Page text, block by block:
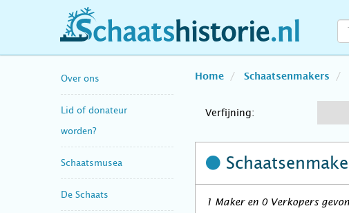
schaatshistorie.nl
Over ons
Lid of donateur
worden?
Schaatsmusea
De Schaats
Home Schaatsenmakers
Verfijning:
1 Maker en 0 Verkopers